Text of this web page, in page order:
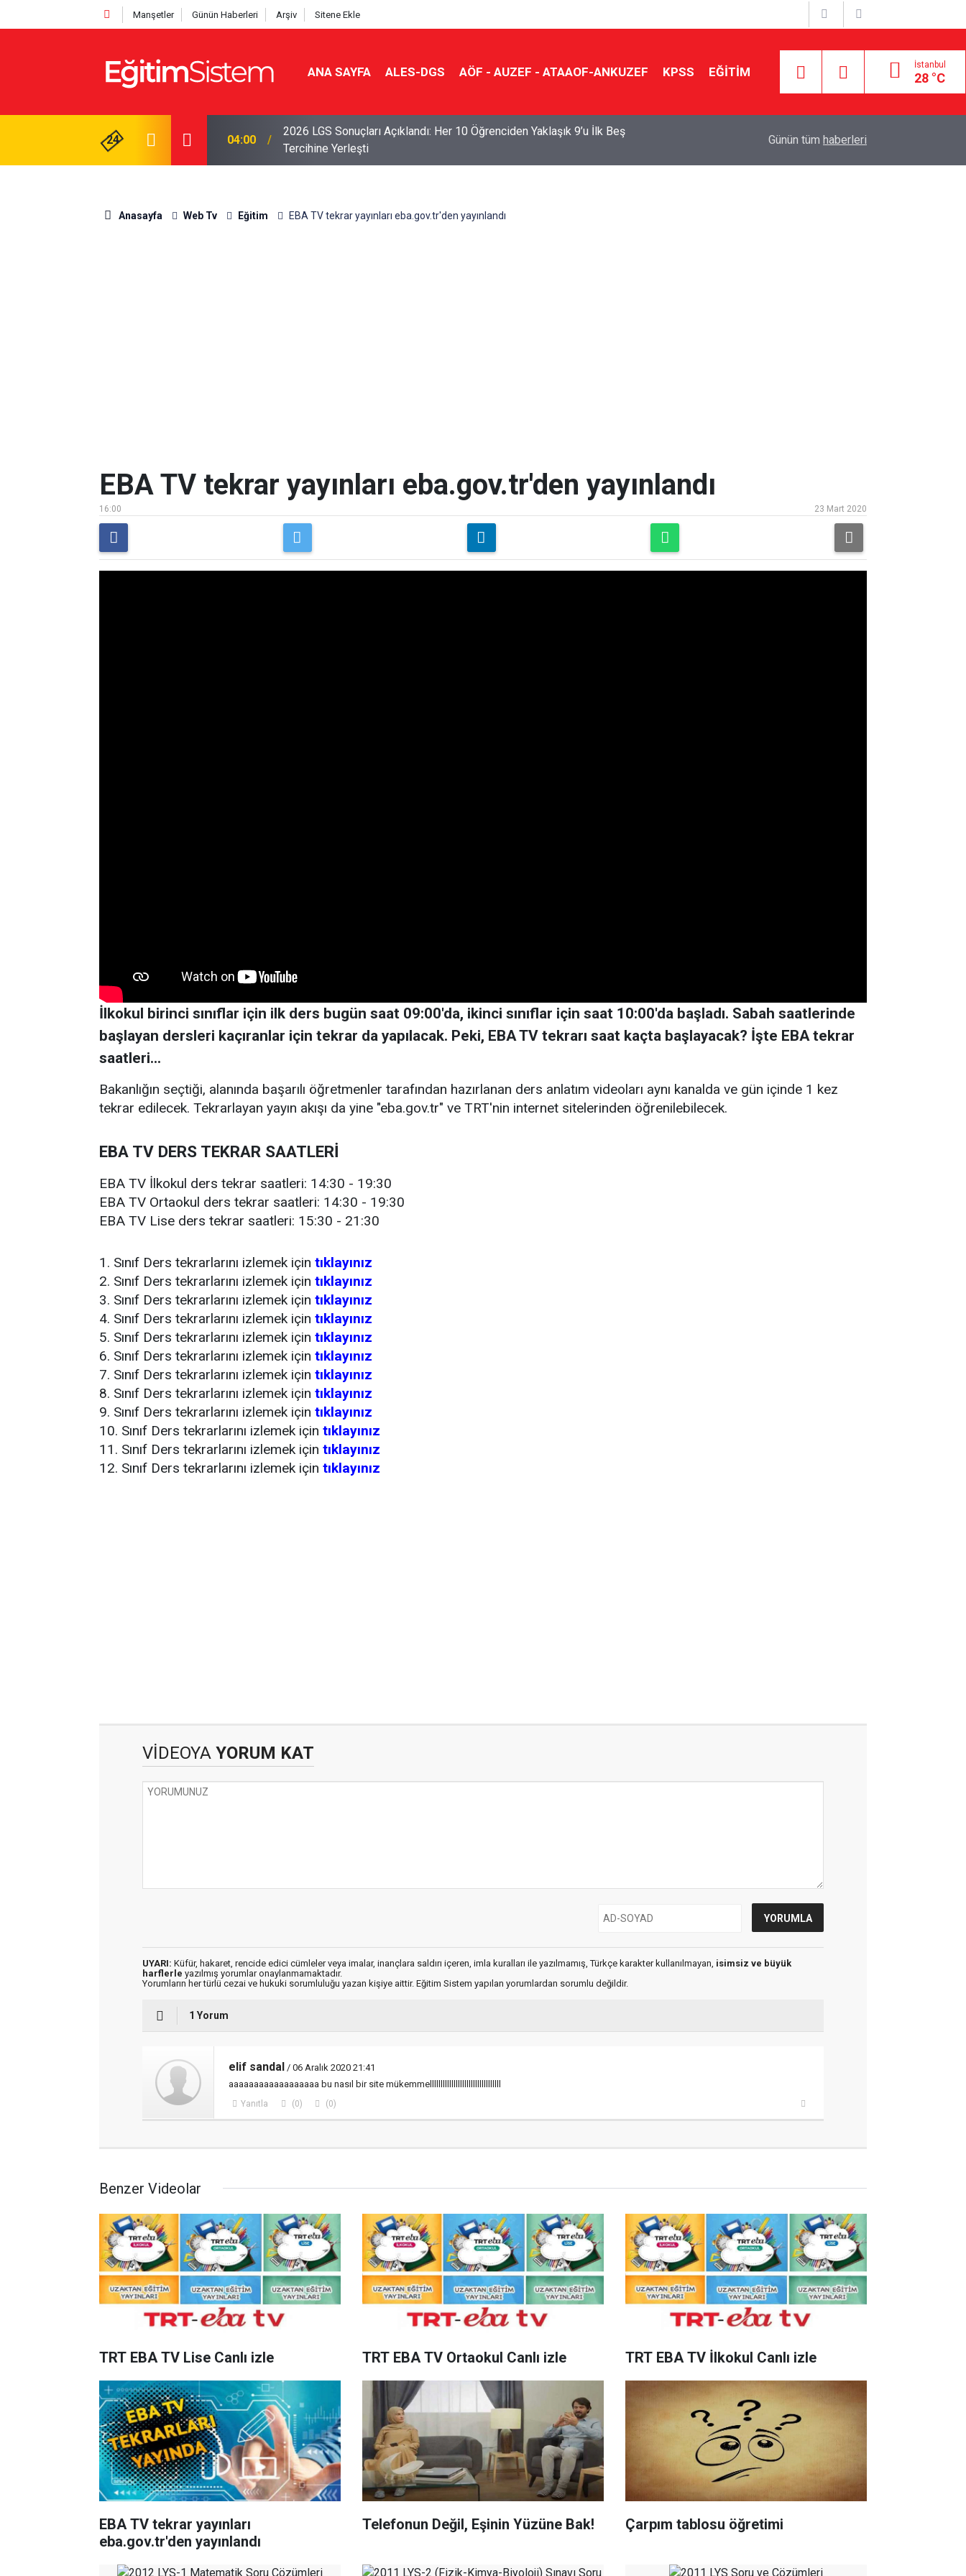
Manşetler Günün Haberleri Arşiv Sitene Ekle
ANA SAYFA ALES-DGS AÖF - AUZEF - ATAAOF-ANKUZEF KPSS EĞİTİM İstanbul
28 °C
24
Sınavla Alan Liseler Yüzde 95,76
04:00
2026 LGS Sonuçları Açıklandı: Her 10 Öğrenciden Yaklaşık 9’u İlk Beş
Tercihine Yerleşti
Yönlendiriyor?
Günün tüm haberleri
Anasayfa Web Tv Eğitim EBA TV tekrar yayınları eba.gov.tr'den yayınlandı
EBA TV tekrar yayınları eba.gov.tr'den yayınlandı
16:00 23 Mart 2020
İlkokul birinci sınıflar için ilk ders bugün saat 09:00'da, ikinci sınıflar için saat 10:00'da başladı. Sabah saatlerinde
başlayan dersleri kaçıranlar için tekrar da yapılacak. Peki, EBA TV tekrarı saat kaçta başlayacak? İşte EBA tekrar
saatleri...
Bakanlığın seçtiği, alanında başarılı öğretmenler tarafından hazırlanan ders anlatım videoları aynı kanalda ve gün içinde 1 kez
tekrar edilecek. Tekrarlayan yayın akışı da yine "eba.gov.tr" ve TRT'nin internet sitelerinden öğrenilebilecek.
EBA TV DERS TEKRAR SAATLERİ
EBA TV İlkokul ders tekrar saatleri: 14:30 - 19:30
EBA TV Ortaokul ders tekrar saatleri: 14:30 - 19:30
EBA TV Lise ders tekrar saatleri: 15:30 - 21:30
1. Sınıf Ders tekrarlarını izlemek için tıklayınız
2. Sınıf Ders tekrarlarını izlemek için tıklayınız
3. Sınıf Ders tekrarlarını izlemek için tıklayınız
4. Sınıf Ders tekrarlarını izlemek için tıklayınız
5. Sınıf Ders tekrarlarını izlemek için tıklayınız
6. Sınıf Ders tekrarlarını izlemek için tıklayınız
7. Sınıf Ders tekrarlarını izlemek için tıklayınız
8. Sınıf Ders tekrarlarını izlemek için tıklayınız
9. Sınıf Ders tekrarlarını izlemek için tıklayınız
10. Sınıf Ders tekrarlarını izlemek için tıklayınız
11. Sınıf Ders tekrarlarını izlemek için tıklayınız
12. Sınıf Ders tekrarlarını izlemek için tıklayınız
VİDEOYA YORUM KAT
UYARI: Küfür, hakaret, rencide edici cümleler veya imalar, inançlara saldırı içeren, imla kuralları ile yazılmamış, Türkçe karakter kullanılmayan, isimsiz ve büyük
harflerle yazılmış yorumlar onaylanmamaktadır.
Yorumların her türlü cezai ve hukuki sorumluluğu yazan kişiye aittir. Eğitim Sistem yapılan yorumlardan sorumlu değildir.
1 Yorum
elif sandal / 06 Aralık 2020 21:41
aaaaaaaaaaaaaaaaaa bu nasıl bir site mükemmelllllllllllllllllllllllllllllllll
Yanıtla (0) (0)
Benzer Videolar
TRT EBA TV Lise Canlı izle TRT EBA TV Ortaokul Canlı izle TRT EBA TV İlkokul Canlı izle
EBA TV tekrar yayınları
eba.gov.tr'den yayınlandı
Telefonun Değil, Eşinin Yüzüne Bak! Çarpım tablosu öğretimi